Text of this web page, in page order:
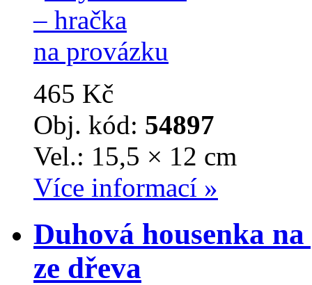
465 Kč
Obj. kód: 54897
Vel.: 15,5 × 12 cm
Více informací »
Duhová housenka
ze dřeva